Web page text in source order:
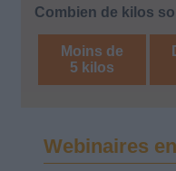
Combien de kilos
Moins de
5 kilos
Webinaires